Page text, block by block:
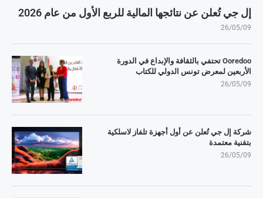
إل جي تُعلن عن نتائجها المالية للربع الأول من عام 2026
26/05/09
Ooredoo تحتفي بالثقافة والإبداع في الدورة
الأربعين لمعرض تونس الدولي للكتاب
26/05/09
شركة إل جي تُعلن عن أول أجهزة تلفاز لاسلكية
بتقنية معتمدة
26/05/09